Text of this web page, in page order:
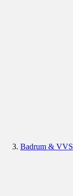
Badrum & VVS